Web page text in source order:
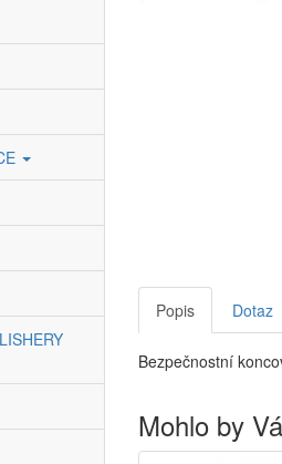
Popis Dotaz
Bezpečnostní
Mohlo by